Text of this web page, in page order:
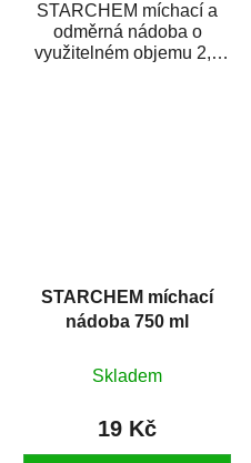
STARCHEM míchací a
odměrná nádoba o
využitelném objemu 2,3
STARCHEM míchací
nádoba 750 ml
Skladem
19 Kč